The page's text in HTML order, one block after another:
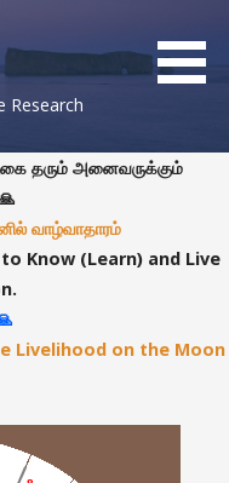
Research
தரும் அனைவருக்கும்
வாழ்வாதாரம்
Know (Learn) and Live
Livelihood on the Moon